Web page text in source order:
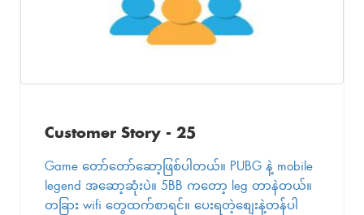
Customer Story - 25
Game တော်တော်ဆော့ဖြစ်ပါတယ်။ PUBG နဲ့ mobile
legend အဆော့ဆုံးပဲ။ 5BB ကတော့ leg တာနဲတယ်။
တခြား wifi တွေထက်စာရင်။ ပေးရတဲ့စျေးနဲ့တန်ပါ